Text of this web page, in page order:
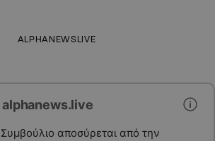
ALPHANEWSLIVE
alphanews.live
αποσύρεται από την